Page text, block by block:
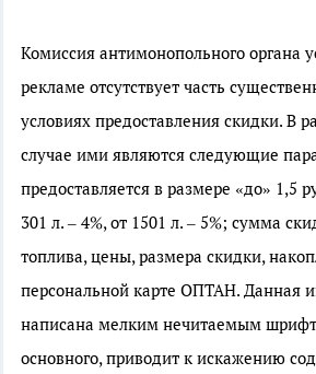
Комиссия антимонопольного органа
рекламе отсутствует часть
условиях предоставления скидки. В
случае ими являются следующие
предоставляется в размере «до» 1,5
301 л. – 4%, от 1501 л. – 5%; сумма
топлива, цены, размера скидки,
персональной карте ОПТАН. Данная
написана мелким нечитаемым
основного, приводит к искажению